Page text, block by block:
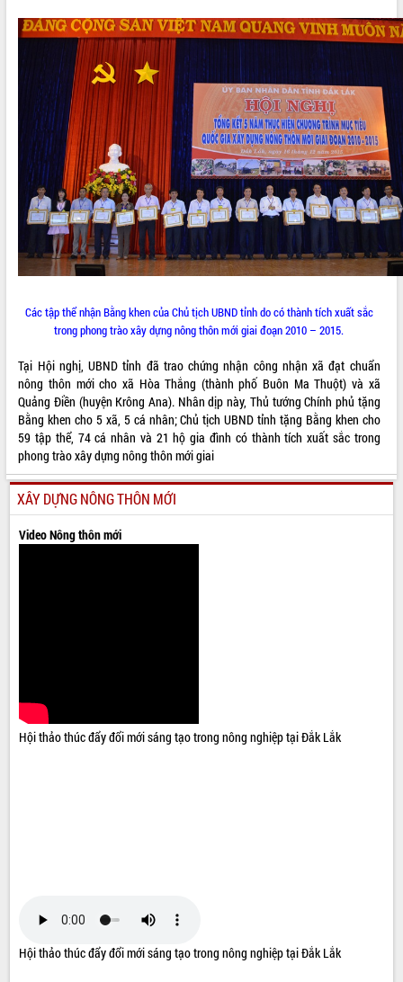
Các tập thể nhận Bằng khen của Chủ tịch UBND tỉnh do có thành tích xuất sắc
trong phong trào xây dựng nông thôn mới giai đoạn 2010 – 2015.
Tại Hội nghị, UBND tỉnh đã trao chứng nhận công nhận xã đạt chuẩn
nông thôn mới cho xã Hòa Thắng (thành phố Buôn Ma Thuột) và xã
Quảng Điền (huyện Krông Ana). Nhân dịp này, Thủ tướng Chính phủ tặng
Bằng khen cho 5 xã, 5 cá nhân; Chủ tịch UBND tỉnh tặng Bằng khen cho
59 tập thể, 74 cá nhân và 21 hộ gia đình có thành tích xuất sắc trong
phong trào xây dựng nông thôn mới giai
XÂY DỰNG NÔNG THÔN MỚI
Video Nông thôn mới
Hội thảo thúc đẩy đổi mới sáng tạo trong nông nghiệp tại Đắk Lắk
Hội thảo thúc đẩy đổi mới sáng tạo trong nông nghiệp tại Đắk Lắk